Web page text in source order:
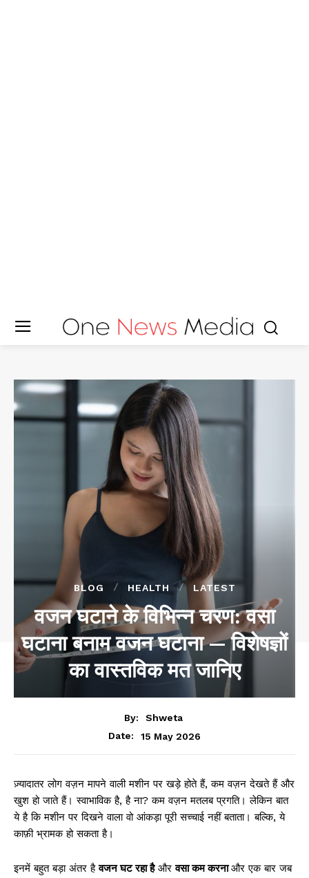
BLOG HEALTH LATEST
वजन घटाने के विभिन्न चरण: वसा
घटाना बनाम वजन घटाना — विशेषज्ञों
का वास्तविक मत जानिए
By:
Shweta
Date:
15 May 2026
ज़्यादातर लोग वज़न मापने वाली मशीन पर खड़े होते हैं, कम वज़न देखते हैं और
खुश हो जाते हैं। स्वाभाविक है, है ना? कम वज़न मतलब प्रगति। लेकिन बात
ये है कि मशीन पर दिखने वाला वो आंकड़ा पूरी सच्चाई नहीं बताता। बल्कि, ये
काफ़ी भ्रामक हो सकता है।
इनमें बहुत बड़ा अंतर हैवजन घट रहा हैऔरवसा कम करनाऔर एक बार जब